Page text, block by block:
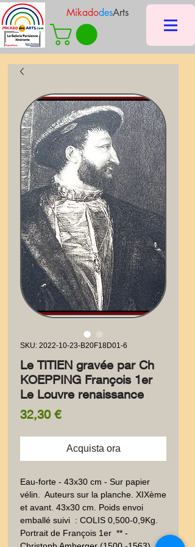
MikadodesArts
SKU: 2022-10-23-B20F18D01-6
Le TITIEN gravée par Ch
KOEPPING François 1er
Le Louvre renaissance
32,30 €Prezzo
Acquista ora
Eau-forte - 43x30 cm - Sur papier
vélin.  Auteurs sur la planche. XIXème
et avant. 43x30 cm. Poids envoi
emballé suivi  : COLIS 0,500-0,9Kg.
Portrait de François 1er  ** -